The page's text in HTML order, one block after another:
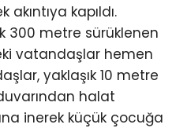
kapıldı.
300 metre sürüklenen
vatandaşlar hemen
yaklaşık 10 metre
halat
inerek küçük çocuğa